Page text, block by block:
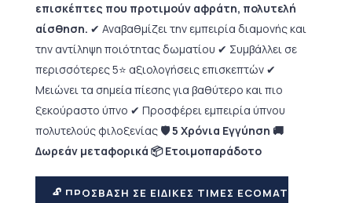
επισκέπτες που προτιμούν αφράτη, πολυτελή
αίσθηση. ✔ Αναβαθμίζει την εμπειρία διαμονής και
την αντίληψη ποιότητας δωματίου ✔ Συμβάλλει σε
περισσότερες 5⭐ αξιολογήσεις επισκεπτών ✔
Μειώνει τα σημεία πίεσης για βαθύτερο και πιο
ξεκούραστο ύπνο ✔ Προσφέρει εμπειρία ύπνου
πολυτελούς φιλοξενίας 🛡 5 Χρόνια Εγγύηση 🚚
Δωρεάν μεταφορικά 📦 Ετοιμοπαράδοτο
🔓 ΠΡΟΣΒΑΣΗ ΣΕ ΕΙΔΙΚΕΣ ΤΙΜΕΣ ECOMAT